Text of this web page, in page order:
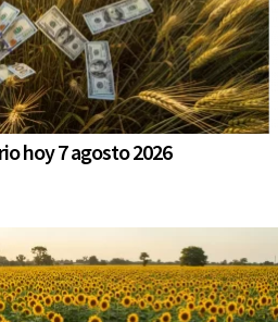
hoy 7 agosto 2026